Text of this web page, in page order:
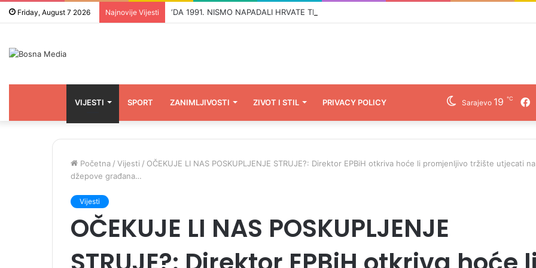
Friday, August 7 2026 Najnovije Vijesti
VIJESTI SPORT ZANIMLJIVOSTI ZIVOT I STIL PRIVACY POLICY Sarajevo 19 ℃
Početna / Vijesti / OČEKUJE LI NAS POSKUPLJENJE STRUJE?: Direktor EPBiH otkriva hoće li promjenljivo tržište utjecati na
džepove građana…
Vijesti
OČEKUJE LI NAS POSKUPLJENJE